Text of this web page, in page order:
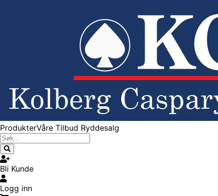
ProdukterVåre Tilbud Ryddesalg
Bli Kunde
Logg inn